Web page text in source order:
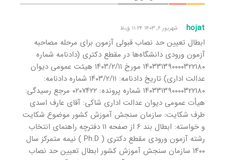
hojat شهریور ۶, ۱۴۰۳ ۱۱:۲۴ ق٫ظ
ابطال تعیین حد نصاب قبولی آزمون برای مرحله مصاحبه
آزمون ورودی دانشگاه‌ها در مقطع دکتری (دادنامه شماره
۱۴۰۳۳۱۳۹۰۰۰۰۳۲۲۱۸۰ مورخ ۱۴۰۳/۲/۱۱ هیئت عمومی دیوان
عدالت اداری) تاریخ دادنامه: ۱۴۰۳/۲/۱۱ شماره دادنامه:
۱۴۰۳۳۱۳۹۰۰۰۰۳۲۲۱۸۰ شماره پرونده: ۰۲۰۷۴۲۲ مرجع رسیدگی:
هیأت عمومی دیوان عدالت اداری شاکی: آقای عارف اسدی
طرف شکایت: سازمان سنجش آموزش کشور موضوع شکایت
و خواسته: ابطال بند ۶ از صفحه ۱۱ دفترچه راهنمای انتخاب
رشته آزمون ورودی مقطع دکتری ( Ph.D ) نیمه متمرکز سال
۱۴۰۰ سازمان سنجش آموزش کشور ابطال تعیین حد نصاب